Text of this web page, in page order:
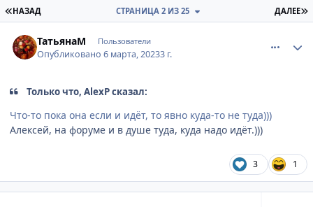
ПЕРВАЯ СТРАНИЦА
НАЗАД ДАЛЕЕ
СТРАНИЦА 2 ИЗ 25
ТатьянаМ Пользователи
Опубликовано6 марта, 20233 г.
Только что, AlexP сказал:
Что-то пока она если и идёт, то явно куда-то не туда)))
Алексей, на форуме и в душе туда, куда надо идёт.)))
3 1